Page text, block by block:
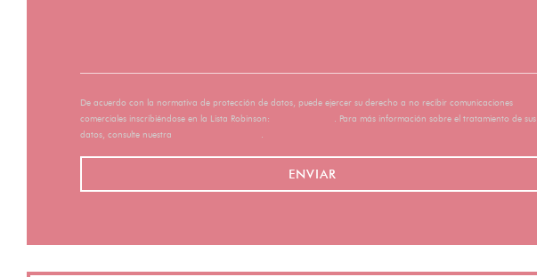
De acuerdo con la normativa de protección de datos, puede ejercer su derecho a no recibir comunicaciones
comerciales inscribiéndose en la Lista Robinson:
. Para más información sobre el tratamiento de sus
datos, consulte nuestra
.